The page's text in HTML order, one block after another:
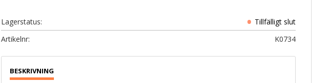
Lagerstatus
Artikelnr
K0734